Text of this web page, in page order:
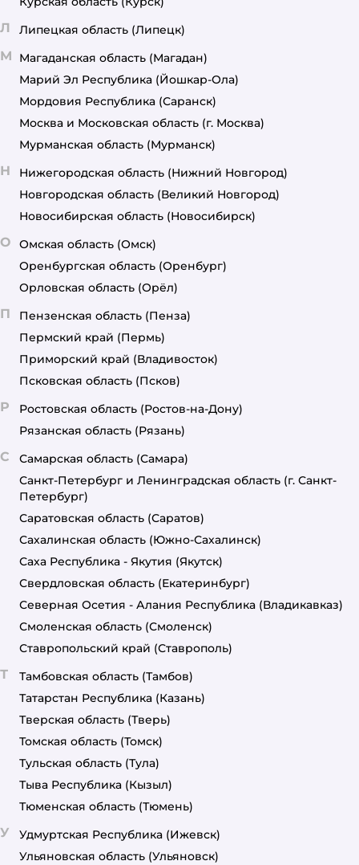
Л Липецкая область (Липецк)
М Магаданская область (Магадан)
Марий Эл Республика (Йошкар-Ола)
Мордовия Республика (Саранск)
Москва и Московская область (г. Москва)
Мурманская область (Мурманск)
Н Нижегородская область (Нижний Новгород)
Новгородская область (Великий Новгород)
Новосибирская область (Новосибирск)
О Омская область (Омск)
Оренбургская область (Оренбург)
Орловская область (Орёл)
П Пензенская область (Пенза)
Пермский край (Пермь)
Приморский край (Владивосток)
Псковская область (Псков)
Р Ростовская область (Ростов-на-Дону)
Рязанская область (Рязань)
С Самарская область (Самара)
Санкт-Петербург и Ленинградская область (г. Санкт-
Петербург)
Саратовская область (Саратов)
Сахалинская область (Южно-Сахалинск)
Саха Республика - Якутия (Якутск)
Свердловская область (Екатеринбург)
Северная Осетия - Алания Республика (Владикавказ)
Смоленская область (Смоленск)
Ставропольский край (Ставрополь)
Т Тамбовская область (Тамбов)
Татарстан Республика (Казань)
Тверская область (Тверь)
Томская область (Томск)
Тульская область (Тула)
Тыва Республика (Кызыл)
Тюменская область (Тюмень)
У Удмуртская Республика (Ижевск)
Ульяновская область (Ульяновск)